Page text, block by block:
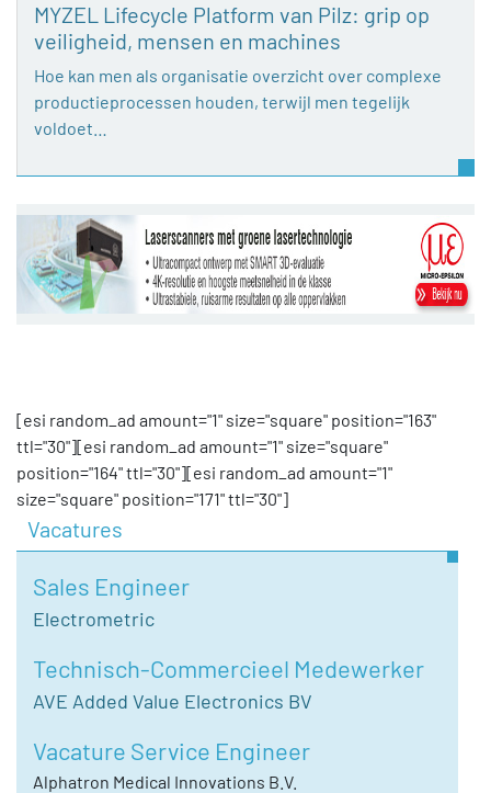
MYZEL Lifecycle Platform van Pilz: grip op
veiligheid, mensen en machines
Hoe kan men als organisatie overzicht over complexe
productieprocessen houden, terwijl men tegelijk
voldoet…
[esi random_ad amount="1" size="square" position="163"
ttl="30"][esi random_ad amount="1" size="square"
position="164" ttl="30"][esi random_ad amount="1"
size="square" position="171" ttl="30"]
Vacatures
Sales Engineer
Electrometric
Technisch-Commercieel Medewerker
AVE Added Value Electronics BV
Vacature Service Engineer
Alphatron Medical Innovations B.V.